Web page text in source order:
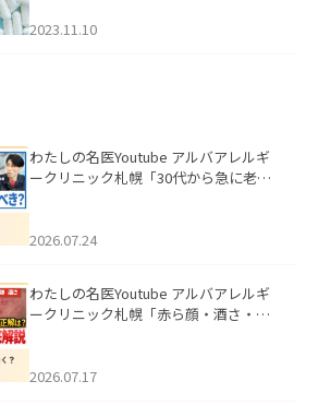
2023.11.10
わたしの名医Youtube アルバアレルギ
ークリニック札幌「30代から急に老け
た。
2026.07.24
わたしの名医Youtube アルバアレルギ
ークリニック札幌「赤ら顔・酒さ・ニ
した。
2026.07.17